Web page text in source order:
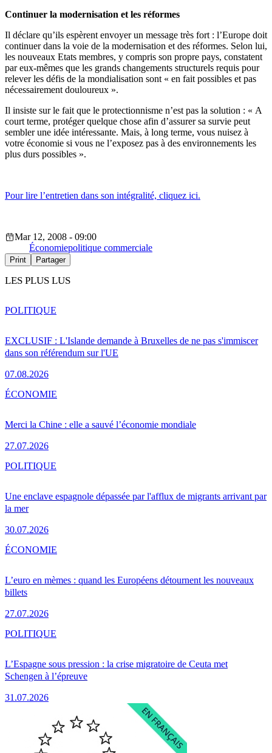
Continuer la modernisation et les réformes
Il déclare qu’ils espèrent envoyer un message très fort : l’Europe doit
continuer dans la voie de la modernisation et des réformes. Selon lui,
les nouveaux Etats membres, y compris son propre pays, constatent
par eux-mêmes que les grands changements structurels requis pour
relever les défis de la mondialisation sont « en fait possibles et pas
nécessairement douloureux ».
Il insiste sur le fait que le protectionnisme n’est pas la solution : « A
court terme, protéger quelque chose afin d’assurer sa survie peut
sembler une idée intéressante. Mais, à long terme, vous nuisez à
votre économie si vous ne l’exposez pas à des environnements les
plus durs possibles ».
Pour lire l’entretien dans son intégralité, cliquez ici.
Mar 12, 2008 - 09:00
Économiepolitique commerciale
Print Partager
LES PLUS LUS
EXCLUSIF : L'Islande demande à Bruxelles de ne pas s'immiscer
dans son référendum sur l'UE
07.08.2026
POLITIQUE
Merci la Chine : elle a sauvé l’économie mondiale
27.07.2026
ÉCONOMIE
Une enclave espagnole dépassée par l'afflux de migrants arrivant par
la mer
30.07.2026
POLITIQUE
L’euro en mèmes : quand les Européens détournent les nouveaux
billets
27.07.2026
ÉCONOMIE
L’Espagne sous pression : la crise migratoire de Ceuta met
Schengen à l’épreuve
31.07.2026
POLITIQUE